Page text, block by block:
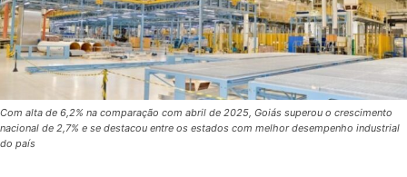
Com alta de 6,2% na comparação com abril de 2025, Goiás superou o crescimento
nacional de 2,7% e se destacou entre os estados com melhor desempenho industrial
do país